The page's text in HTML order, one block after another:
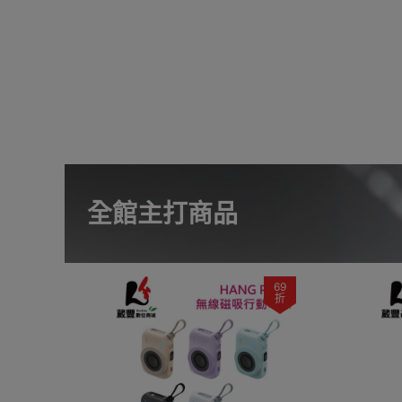
全館主打商品
69
折